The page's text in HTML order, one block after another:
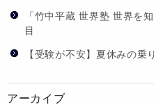
「竹中平蔵 世界塾 世界を
目
【受験が不安】夏休みの乗
アーカイブ